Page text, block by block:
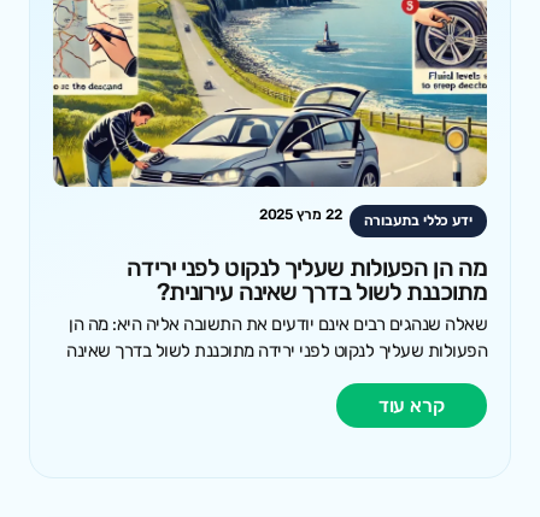
ידע כללי בתעבורה 22 מרץ 2025
מה הן הפעולות שעליך לנקוט לפני ירידה
מתוכננת לשול בדרך שאינה עירונית?
שאלה שנהגים רבים אינם יודעים את התשובה אליה היא: מה הן
הפעולות שעליך לנקוט לפני ירידה מתוכננת לשול בדרך שאינה
קרא עוד